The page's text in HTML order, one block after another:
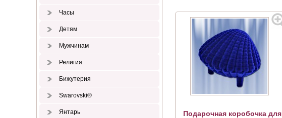
Часы
Детям
Мужчинам
Религия
Бижутерия
Swarovski®
Янтарь
Подарочная коробочка для